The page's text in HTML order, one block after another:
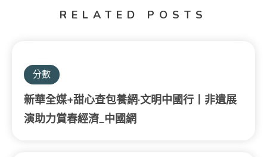
RELATED POSTS
分數
新華全媒+甜心查包養網·文明中國行丨非遺展
演助力賞春經濟_中國網